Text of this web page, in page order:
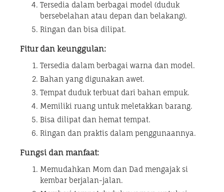
Tersedia dalam berbagai model (duduk
bersebelahan atau depan dan belakang).
Ringan dan bisa dilipat.
Fitur dan keunggulan:
Tersedia dalam berbagai warna dan model.
Bahan yang digunakan awet.
Tempat duduk terbuat dari bahan empuk.
Memiliki ruang untuk meletakkan barang.
Bisa dilipat dan hemat tempat.
Ringan dan praktis dalam penggunaannya.
Fungsi dan manfaat:
Memudahkan Mom dan Dad mengajak si
kembar berjalan-jalan.